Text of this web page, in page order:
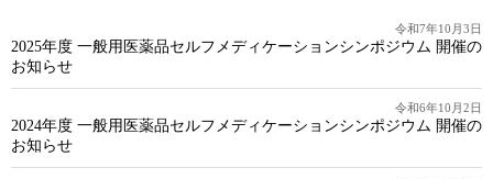
令和7年10月3日
2025年度 一般用医薬品セルフメディケーションシンポジウム 開催の
お知らせ
令和6年10月2日
2024年度 一般用医薬品セルフメディケーションシンポジウム 開催の
お知らせ